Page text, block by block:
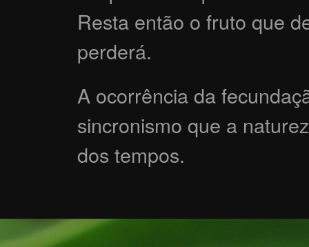
Resta então o fruto que
perderá.
A ocorrência da
sincronismo que a
dos tempos.